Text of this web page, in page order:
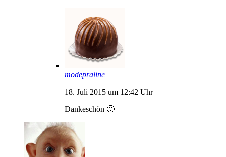
modepraline
18. Juli 2015 um 12:42 Uhr
Dankeschön 🙂